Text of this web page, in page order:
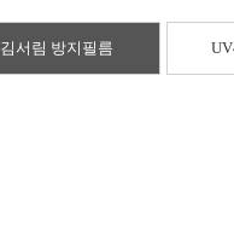
김서림 방지필름